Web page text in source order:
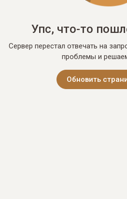
Упс, что-то
Сервер перестал отвечать на
проблемы и
Обновить